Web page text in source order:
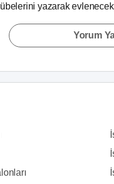
yazarak
Yorum